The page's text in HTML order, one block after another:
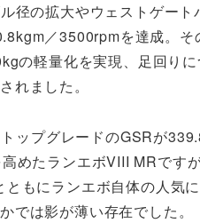
径の拡大やウェストゲート
／3500rpmを達成。
の軽量化を実現、足回り
れました。
ップグレードのGSRが
めたランエボVIII MRです
もにランエボ自体の人気
では影が薄い存在でした。